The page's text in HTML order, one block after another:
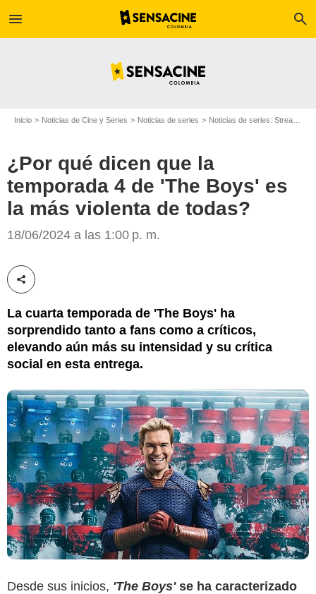
menu search
Inicio Noticias de Cine y Series Noticias de series Noticias de series: Streaming
¿Por qué dicen que la
temporada 4 de 'The Boys' es
la más violenta de todas?
18/06/2024 a las 1:00 p. m.
Compartir esta noticia
La cuarta temporada de 'The Boys' ha
sorprendido tanto a fans como a críticos,
elevando aún más su intensidad y su crítica
social en esta entrega.
Desde sus inicios, 'The Boys' se ha caracterizado